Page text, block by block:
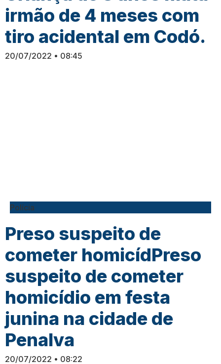
irmão de 4 meses com
tiro acidental em Codó.
20/07/2022 08:45
Polícia
Preso suspeito de
cometer homicídPreso
suspeito de cometer
homicídio em festa
junina na cidade de
Penalva
20/07/2022 08:22